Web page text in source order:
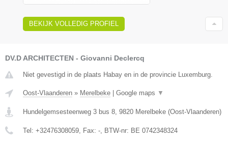
BEKIJK VOLLEDIG PROFIEL
DV.D ARCHITECTEN - Giovanni Declercq
Niet gevestigd in de plaats Habay en in de provincie Luxemburg.
Oost-Vlaanderen » Merelbeke Google maps ▼
Hundelgemsesteenweg 3 bus 8, 9820 Merelbeke (Oost-Vlaanderen)
Tel: +32476308059, Fax: -, BTW-nr: BE 0742348324